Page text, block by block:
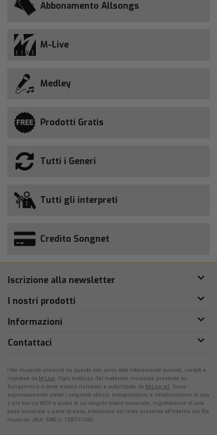
Abbonamento Allsongs
M-Live
Medley
Prodotti Gratis
Tutti i Generi
Tutti gli interpreti
Credito Songnet
Iscrizione alla newsletter
I nostri prodotti
Informazioni
Contattaci
I file musicali presenti su questo sito sono stati interamente suonati, cantati e
registrati da M-Live. Ogni riutilizzo del materiale musicale presente su
Songservice.it deve essere richiesto e autorizzato da M-Live srl. Sono
espressamente vietati i seguenti utilizzi: estrapolazioni e rielaborazione di una
o più tracce MIDI o audio di un singolo brano musicale, registrazione di una
base musicale o parte di essa, estrazione del testo presente all'interno dei file
musicali. (Aut. SIAE n. 1287/I/106)